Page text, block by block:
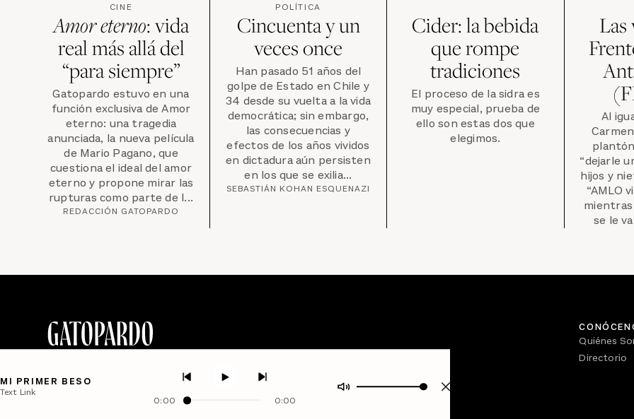
CINE
Amor eterno: vida
real más allá del
“para siempre”
Gatopardo estuvo en una
función exclusiva de Amor
eterno: una tragedia
anunciada, la nueva película
de Mario Pagano, que
cuestiona el ideal del amor
eterno y propone mirar las
rupturas como parte de l...
REDACCIÓN GATOPARDO
POLÍTICA
Cincuenta y un
veces once
Han pasado 51 años del
golpe de Estado en Chile y
34 desde su vuelta a la vida
democrática; sin embargo,
las consecuencias y
efectos de los años vividos
en dictadura aún persisten
en los que se exilia...
SEBASTIÁN KOHAN ESQUENAZI
Cider: la bebida
que rompe
tradiciones
El proceso de la sidra es
muy especial, prueba de
ello son estas dos que
elegimos.
Las
Al
“dejarle
hijos y
“AMLO
se le
MI PRIMER BESO
Text Link
0:00 0:00
Quiénes
Directorio